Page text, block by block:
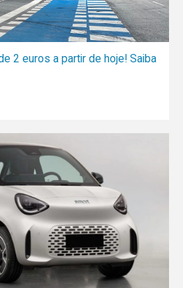
2 euros a partir de hoje! Saiba